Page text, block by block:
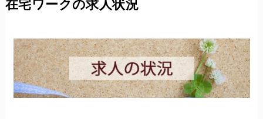
在宅ワークの求人状況